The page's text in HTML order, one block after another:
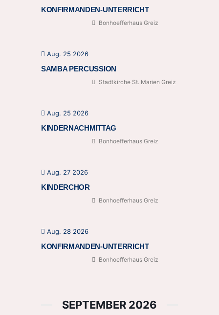
KONFIRMANDEN-UNTERRICHT
Bonhoefferhaus Greiz
Aug. 25 2026
SAMBA PERCUSSION
Stadtkirche St. Marien Greiz
Aug. 25 2026
KINDERNACHMITTAG
Bonhoefferhaus Greiz
Aug. 27 2026
KINDERCHOR
Bonhoefferhaus Greiz
Aug. 28 2026
KONFIRMANDEN-UNTERRICHT
Bonhoefferhaus Greiz
SEPTEMBER 2026